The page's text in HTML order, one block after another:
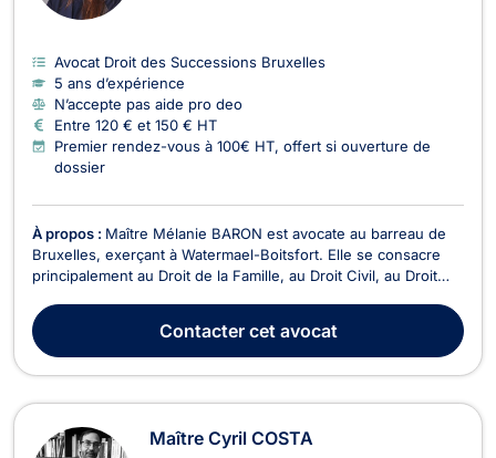
Avocat Droit des Successions Bruxelles
5 ans d’expérience
N’accepte pas aide pro deo
Entre 120 € et 150 € HT
Premier rendez-vous à 100€ HT, offert si ouverture de
dossier
À propos : Maître Mélanie BARON est avocate au barreau de
Bruxelles, exerçant à Watermael-Boitsfort. Elle se consacre
principalement au Droit de la Famille, au Droit Civil, au Droit
En tant qu'experte en droit fiscal successoral et en
planification patrimoniale, Maître BARON...
Contactercet avocat
Maître Cyril COSTA